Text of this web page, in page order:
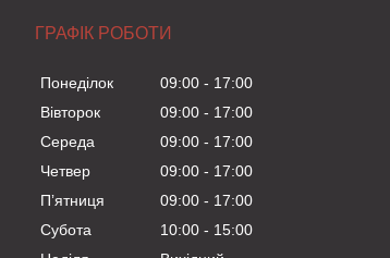
ГРАФІК РОБОТИ
Понеділок 09:00
17:00
Вівторок
09:00
17:00
Середа
09:00
17:00
Четвер
09:00
17:00
Пʼятниця
09:00
17:00
Субота
10:00
15:00